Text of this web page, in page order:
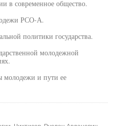
в современное общество.
РСО-А.
политики государства.
молодежной
молодежи и пути ее